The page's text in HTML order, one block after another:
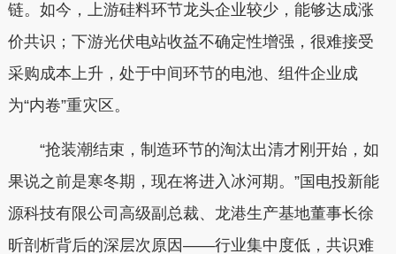
链。如今，上游硅料环节龙头企业较少，能够达成涨
价共识；下游光伏电站收益不确定性增强，很难接受
采购成本上升，处于中间环节的电池、组件企业成
为“内卷”重灾区。
“抢装潮结束，制造环节的淘汰出清才刚开始，如
果说之前是寒冬期，现在将进入冰河期。”国电投新能
源科技有限公司高级副总裁、龙港生产基地董事长徐
昕剖析背后的深层次原因——行业集中度低，共识难